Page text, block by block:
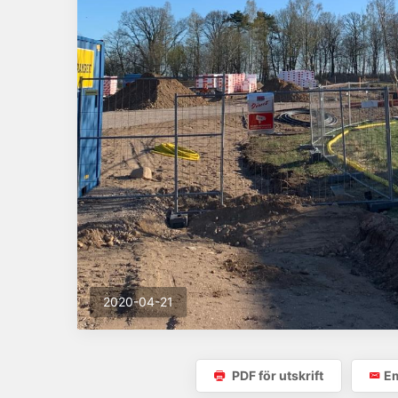
2020-04-21
PDF för utskrift